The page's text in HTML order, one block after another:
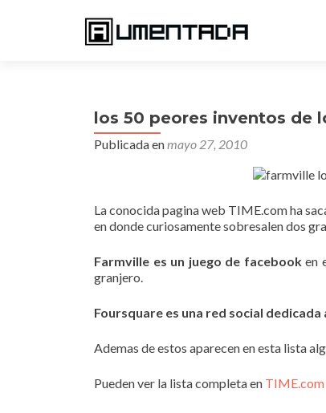
los 50 peores inventos de
Publicada enmayo 27, 2010
La conocida pagina web TIME.com ha
en donde curiosamente sobresalen dos
Farmville es un juego de facebooken
granjero.
Foursquare es una red social dedicada
Ademas de estos aparecen en esta lista
Pueden ver la lista completa en TIME.com